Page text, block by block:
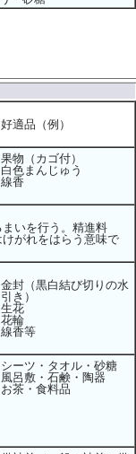
好適品（例）
果物（カゴ付）
白色まんじゅう
線香
いを行う。精進料
がれをはらう意味で
金封（黒白結び切りの水
引き）
生花
花輪
線香等
シーツ・タオル・砂糖
風呂敷・石鹸・陶器
お茶・食料品